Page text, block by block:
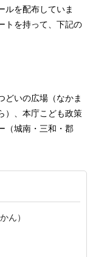
ルを配布していま
トを持って、下記の
どいの広場（なかま
）、本庁こども政策
（城南・三和・郡
ん）